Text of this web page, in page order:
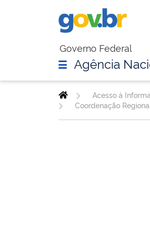
Governo Federal
Agência
Acesso à